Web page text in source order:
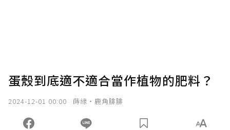
蛋殼到底適不適合當作植物的肥料？
2024-12-01 00:00 蒔緣‧鹿角腓腓